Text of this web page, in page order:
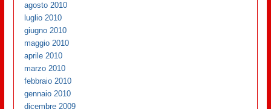
agosto 2010
luglio 2010
giugno 2010
maggio 2010
aprile 2010
marzo 2010
febbraio 2010
gennaio 2010
dicembre 2009